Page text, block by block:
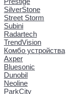
SilverStone
Street Storm
Subini
Radartech
TrendVision
Комбо устройства
Axper
Bluesonic
Dunobil
Neoline
ParkCity